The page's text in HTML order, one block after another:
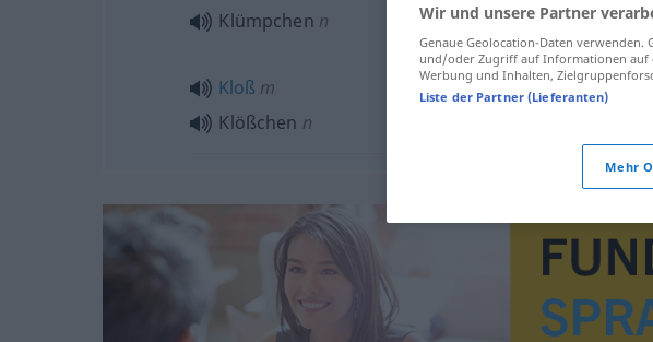
Klümpchen n
Kloß m
Klößchen n
Wir und unsere Partner
Genaue Geolocation-Daten
und/oder Zugriff auf Informationen auf
Werbung und Inhalten,
Liste der Partner (Lieferanten)
Mehr